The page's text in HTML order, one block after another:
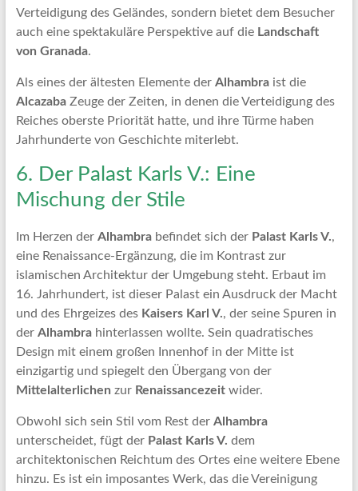
Verteidigung des Geländes, sondern bietet dem Besucher
auch eine spektakuläre Perspektive auf die Landschaft
von Granada.
Als eines der ältesten Elemente der Alhambraist die
AlcazabaZeuge der Zeiten, in denen die Verteidigung des
Reiches oberste Priorität hatte, und ihre Türme haben
Jahrhunderte von Geschichte miterlebt.
6. Der Palast Karls V.: Eine
Mischung der Stile
Im Herzen der Alhambrabefindet sich der Palast Karls V.,
eine Renaissance-Ergänzung, die im Kontrast zur
islamischen Architektur der Umgebung steht. Erbaut im
16. Jahrhundert, ist dieser Palast ein Ausdruck der Macht
und des Ehrgeizes des Kaisers Karl V., der seine Spuren in
der Alhambrahinterlassen wollte. Sein quadratisches
Design mit einem großen Innenhof in der Mitte ist
einzigartig und spiegelt den Übergang von der
Mittelalterlichen zur Renaissancezeitwider.
Obwohl sich sein Stil vom Rest der Alhambra
unterscheidet, fügt der Palast Karls V. dem
architektonischen Reichtum des Ortes eine weitere Ebene
hinzu. Es ist ein imposantes Werk, das die Vereinigung